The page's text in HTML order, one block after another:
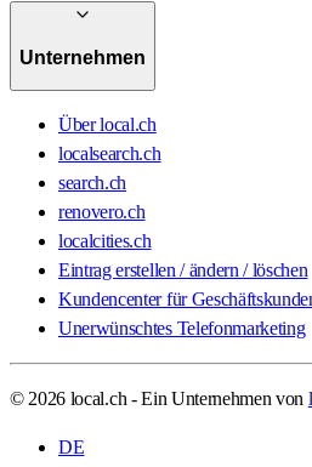
Unternehmen
Über local.ch
localsearch.ch
search.ch
renovero.ch
localcities.ch
Eintrag erstellen / ändern / löschen
Kundencenter für
Unerwünschtes Telefonmarketing
© 2026 local.ch - Ein Unternehmen von
DE